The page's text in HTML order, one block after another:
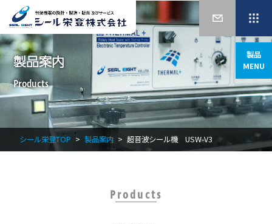
製品案内
Products
シール栄登TOP 製品案内 超音波シール機 USW-V3
Products
製品
MENU